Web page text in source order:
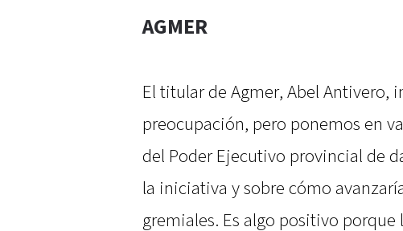
AGMER
El titular de Agmer, Abel Antivero,
preocupación, pero ponemos en
del Poder Ejecutivo provincial de
la iniciativa y sobre cómo
gremiales. Es algo positivo